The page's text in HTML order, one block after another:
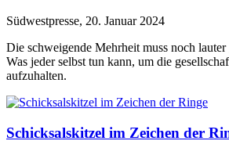
Südwestpresse, 20. Januar 2024
Die schweigende Mehrheit muss noch lauter
Was jeder selbst tun kann, um die
aufzuhalten.
Schicksalskitzel im Zeichen der